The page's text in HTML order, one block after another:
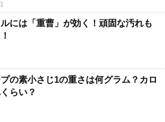
には「重曹」が効く！頑固な汚れも
の素小さじ1の重さは何グラム？カロ
らい？